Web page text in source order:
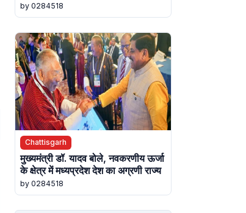
by 0284518
Chattisgarh
मुख्यमंत्री डॉ. यादव बोले, नवकरणीय ऊर्जा
के क्षेत्र में मध्यप्रदेश देश का अग्रणी राज्य
by 0284518